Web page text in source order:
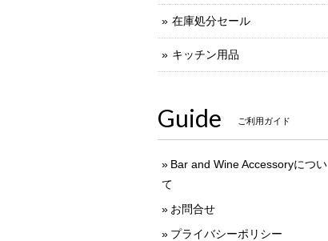
在庫処分セール
キッチン用品
Guide ご利用ガイド
Bar and Wine Accessoryについ
て
お問合せ
プライバシーポリシー